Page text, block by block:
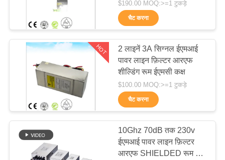
गोपनीयतापिरामिड अवशोषक
फेराइट टाइल अवशोषक
18
रूम ईएमसी कक्ष
$190.00 MOQ:>=1 टुकड़े
चैट करना
HOT
2 लाइनें 3A सिग्नल ईएमआई
पावर लाइन फ़िल्टर आरएफ
शील्डिंग रूम ईएमसी कक्ष
$100.00 MOQ:>=1 टुकड़े
चैट करना
10Ghz 70dB तक 230v
ईएमआई पावर लाइन फ़िल्टर
आरएफ SHIELDED रूम के